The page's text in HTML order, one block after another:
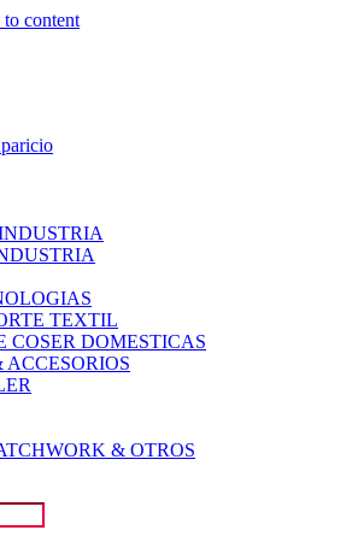
to content
TEXTIL
COSER DOMESTICAS
& OTROS